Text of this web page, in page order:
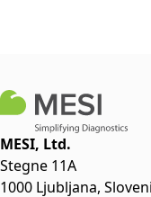
MESI, Ltd.
Stegne 11A
1000 Ljubljana,